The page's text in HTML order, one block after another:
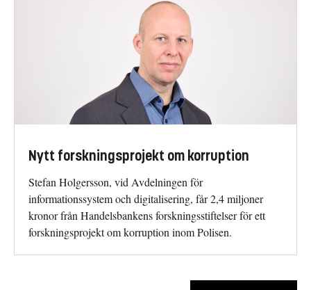
Nytt forskningsprojekt om korruption
Stefan Holgersson, vid Avdelningen för
informationssystem och digitalisering, får 2,4 miljoner
kronor från Handelsbankens forskningsstiftelser för ett
forskningsprojekt om korruption inom Polisen.